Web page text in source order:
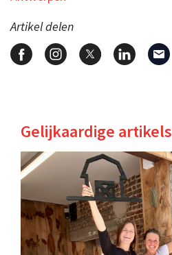
Artikel delen
Gelijkaardige artikels